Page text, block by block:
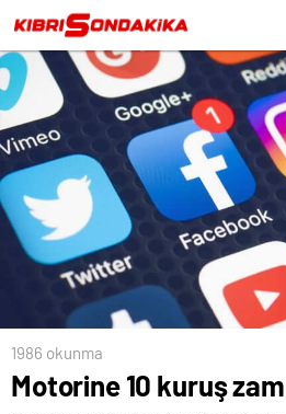
1986 okunma
Motorine 10 kuruş zam